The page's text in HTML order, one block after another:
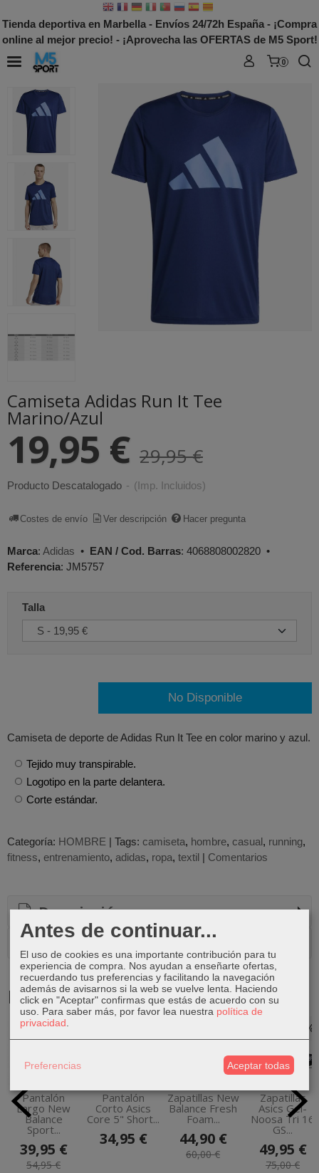
Tienda deportiva en Marbella - Envíos 24/72h España - ¡Compra
online al mejor precio! - ¡Aprovecha las OFERTAS de M5 Sport!
0
Camiseta Adidas Run It Tee
Marino/Azul
19,95 € 29,95 €
Producto Descatalogado - (Imp. Incluidos)
Costes de envío Ver descripción Hacer pregunta
Marca: Adidas • EAN / Cod. Barras: 4068808002820 •
Referencia: JM5757
Talla
No Disponible
Camiseta de deporte de Adidas Run It Tee en color marino y azul.
Tejido muy transpirable.
Logotipo en la parte delantera.
Corte estándar.
Categoría: HOMBRE | Tags: camiseta hombre casual running
fitness entrenamiento adidas ropa textil | Comentarios
Descripción
Comentarios
Productos Relacionados
-27 %
Pantalón
Largo New
Balance
Sport...
39,95 €
54,95 €
Pantalón
Corto Asics
Core 5" Short...
34,95 €
Zapatillas New
Balance Fresh
Foam...
44,90 €
60,00 €
-33 %
Zapatillas
Asics Gel-
Noosa Tri 16
GS...
49,95 €
75,00 €
Antes de continuar...
El uso de cookies es una importante contribución para tu
experiencia de compra. Nos ayudan a enseñarte ofertas,
recuerdando tus preferencias y facilitando la navegación
además de avisarnos si la web se vuelve lenta. Haciendo
click en "Aceptar" confirmas que estás de acuerdo con su
uso. Para saber más, por favor lea nuestra política de
privacidad
Preferencias Aceptar todas